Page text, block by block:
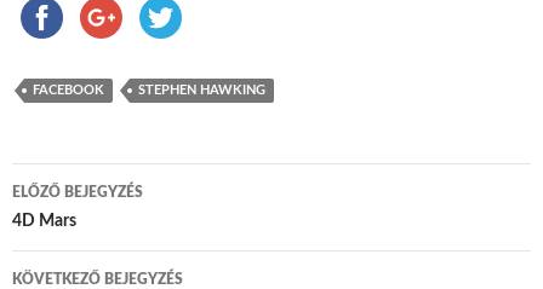
FACEBOOK STEPHEN HAWKING
Bejegyzés navigáció
ELŐZŐ BEJEGYZÉS
4D Mars
KÖVETKEZŐ BEJEGYZÉS